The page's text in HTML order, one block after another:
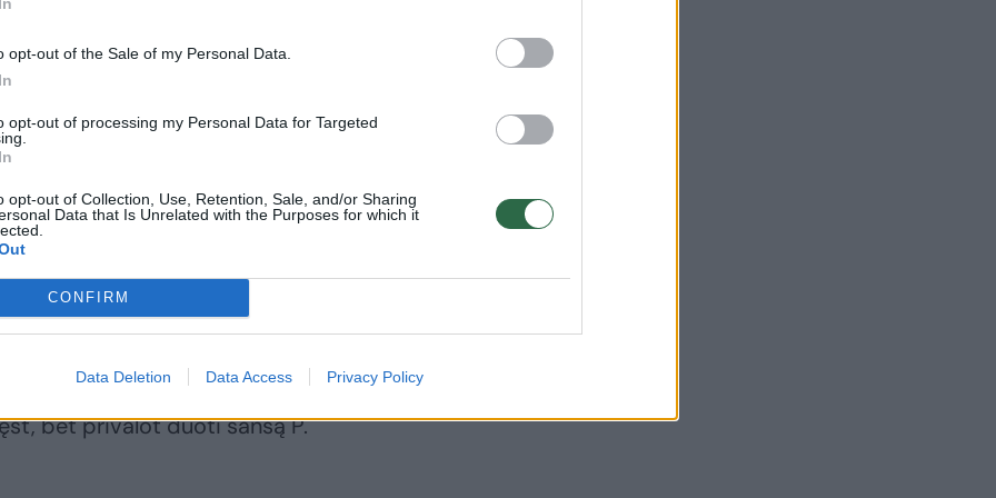
opt-out of the Sale of my Personal Data.
opt-out of processing my Personal Data for Targeted
opt-out of Collection, Use, Retention, Sale, and/or Sharing
Data that Is Unrelated with the Purposes for which it
CONFIRM
Data Deletion Data Access Privacy Policy
Čia mano radijas ir mano namai.
Nenoriu liūdnų
IKI GREITO“, – Instagrame rašė
kad dar visai neseniai radijo laidų
ir užėmė „Kitokių pasikalbėjimų
Bertulis.
kalnus. „Kitokie pasikalbejimai“
nei Krašto Apsaugos Ministro.
bet privalot duoti šansą P.